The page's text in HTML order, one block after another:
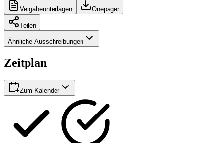
Vergabeunterlagen Onepager
Teilen
Ähnliche Ausschreibungen
Zeitplan
Zum Kalender